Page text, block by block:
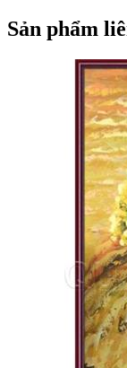
Sản phẩm